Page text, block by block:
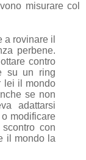
misurare col
a rovinare il
perbene.
contro
su un ring
lei il mondo
se non
adattarsi
modificare
con
il mondo la